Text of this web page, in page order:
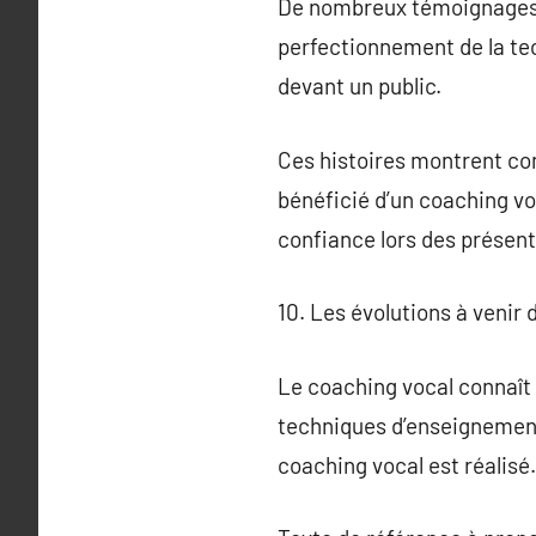
De nombreux
perfectionnement de la
devant un public.
Ces histoires montrent
bénéficié d’un coaching
confiance lors des
10. Les évolutions à venir
Le coaching vocal
techniques
coaching vocal est réalisé.